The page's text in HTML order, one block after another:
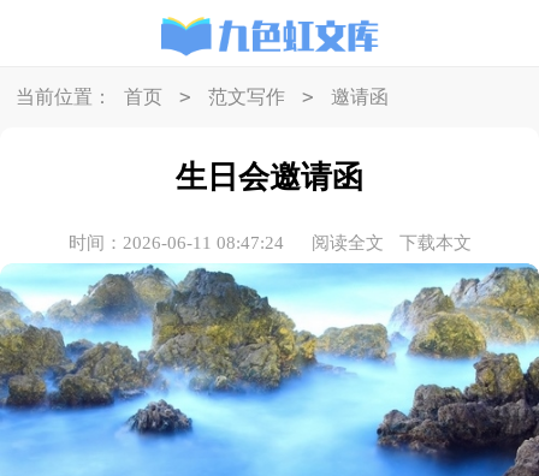
当前位置： 首页 > 范文写作 > 邀请函
生日会邀请函
时间：2026-06-11 08:47:24 阅读全文 下载本文